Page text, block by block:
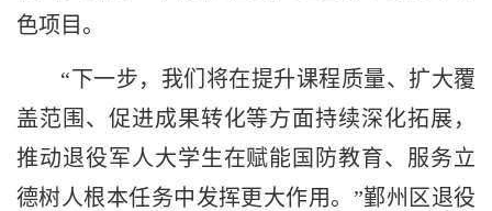
色项目。
“下一步，我们将在提升课程质量、扩大覆
盖范围、促进成果转化等方面持续深化拓展，
推动退役军人大学生在赋能国防教育、服务立
德树人根本任务中发挥更大作用。”鄞州区退役